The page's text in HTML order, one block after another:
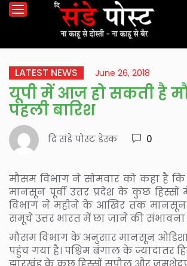
LATEST NEWS June 26, 2018
यूपी में आज हो सकती है
पहली बारिश
दि संडे पोस्ट डेस्क 0
मौसम विभाग ने सोमवार को कहा है
मानसून पूर्वी उत्तर प्रदेश के कुछ
विभाग ने महीने के आखिर तक
समूचे उत्तर भारत में छा जाने की संभावना
मौसम विभाग के अनुसार मानसून
पहुंच गया है। पश्चिम बंगाल के ज्यादातर